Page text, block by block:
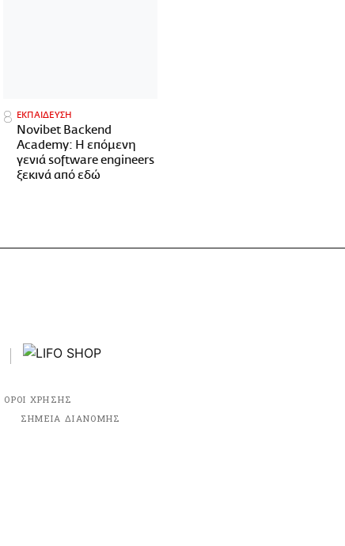
ΕΚΠΑΙΔΕΥΣΗ
Novibet Backend
Academy: Η επόμενη
γενιά software engineers
ξεκινά από εδώ
ΟΡΟΙ ΧΡΗΣΗΣ
ΣΗΜΕΙΑ ΔΙΑΝΟΜΗΣ